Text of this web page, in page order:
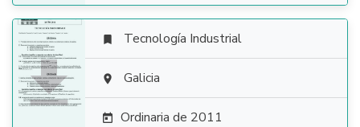

 Tecnología Industrial
 Galicia
 Ordinaria de 2011